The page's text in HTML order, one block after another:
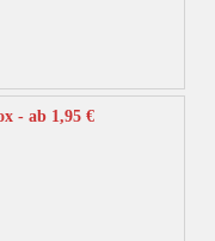
- ab 1,95 €